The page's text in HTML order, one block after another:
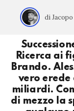
di
Ricerca ai
Brando.
vero erede
miliardi.
di mezzo la